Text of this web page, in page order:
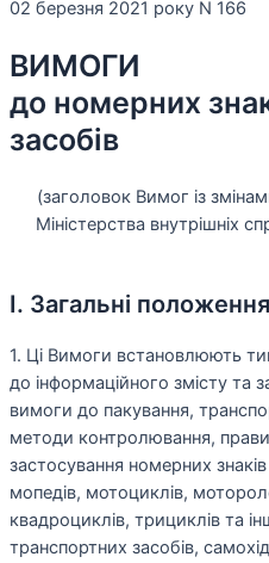
02 березня 2021 року N 166
ВИМОГИ
до номерних
засобів
(заголовок Вимог із
Міністерства внутрішніх
I. Загальні положення
1. Ці Вимоги встановлюють
до інформаційного змісту та
вимоги до пакування,
методи контролювання,
застосування номерних
мопедів, мотоциклів,
квадроциклів, трициклів та
транспортних засобів,